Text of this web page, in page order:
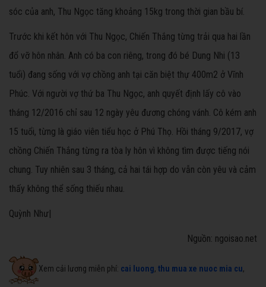
sóc của anh, Thu Ngọc tăng khoảng 15kg trong thời gian bầu bí.
Trước khi kết hôn với Thu Ngọc, Chiến Thắng từng trải qua hai lần
đổ vỡ hôn nhân. Anh có ba con riêng, trong đó bé Dung Nhi (13
tuổi) đang sống với vợ chồng anh tại căn biệt thự 400m2 ở Vĩnh
Phúc. Với người vợ thứ ba Thu Ngọc, anh quyết định lấy cô vào
tháng 12/2016 chỉ sau 12 ngày yêu đương chóng vánh. Cô kém anh
15 tuổi, từng là giáo viên tiểu học ở Phú Thọ. Hồi tháng 9/2017, vợ
chồng Chiến Thắng từng ra tòa ly hôn vì không tìm được tiếng nói
chung. Tuy nhiên sau 3 tháng, cả hai tái hợp do vẫn còn yêu và cảm
thấy không thể sống thiếu nhau.
Quỳnh Như|
Nguồn: ngoisao.net
Xem cải lương miễn phí: cai luong, thu mua xe nuoc mia cu,